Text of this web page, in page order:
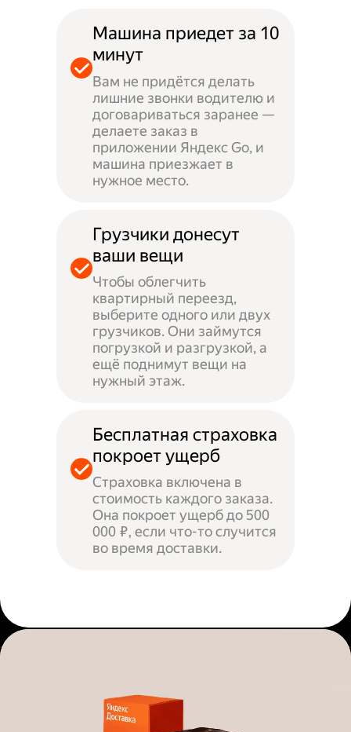
Машина приедет за 10
минут
Вам не придётся делать
лишние звонки водителю и
договариваться заранее —
делаете заказ в
приложении Яндекс Go, и
машина приезжает в
нужное место.
Грузчики донесут
ваши вещи
Чтобы облегчить
квартирный переезд,
выберите одного или двух
грузчиков. Они займутся
погрузкой и разгрузкой, а
ещё поднимут вещи на
нужный этаж.
Бесплатная страховка
покроет ущерб
Страховка включена в
стоимость каждого заказа.
Она покроет ущерб до 500
000 ₽, если что-то случится
во время доставки.